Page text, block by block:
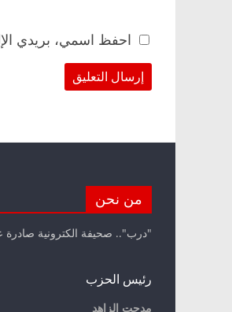
احفظ اسمي، بريدي
من نحن
"درب".. صحيفة الكترونية
رئيس الحزب
مدحت الزاهد